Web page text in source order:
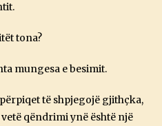
tona?
mungesa e besimit.
të shpjegojë gjithçka,
vetë qëndrimi ynë është një